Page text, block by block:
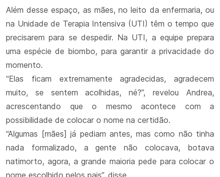
Além desse espaço, as mães, no leito da enfermaria, ou
na Unidade de Terapia Intensiva (UTI) têm o tempo que
precisarem para se despedir. Na UTI, a equipe prepara
uma espécie de biombo, para garantir a privacidade do
momento.
“Elas ficam extremamente agradecidas, agradecem
muito, se sentem acolhidas, né?”, revelou Andrea,
acrescentando que o mesmo acontece com a
possibilidade de colocar o nome na certidão.
“Algumas [mães] já pediam antes, mas como não tinha
nada formalizado, a gente não colocava, botava
natimorto, agora, a grande maioria pede para colocar o
nome escolhido pelos pais”, disse.